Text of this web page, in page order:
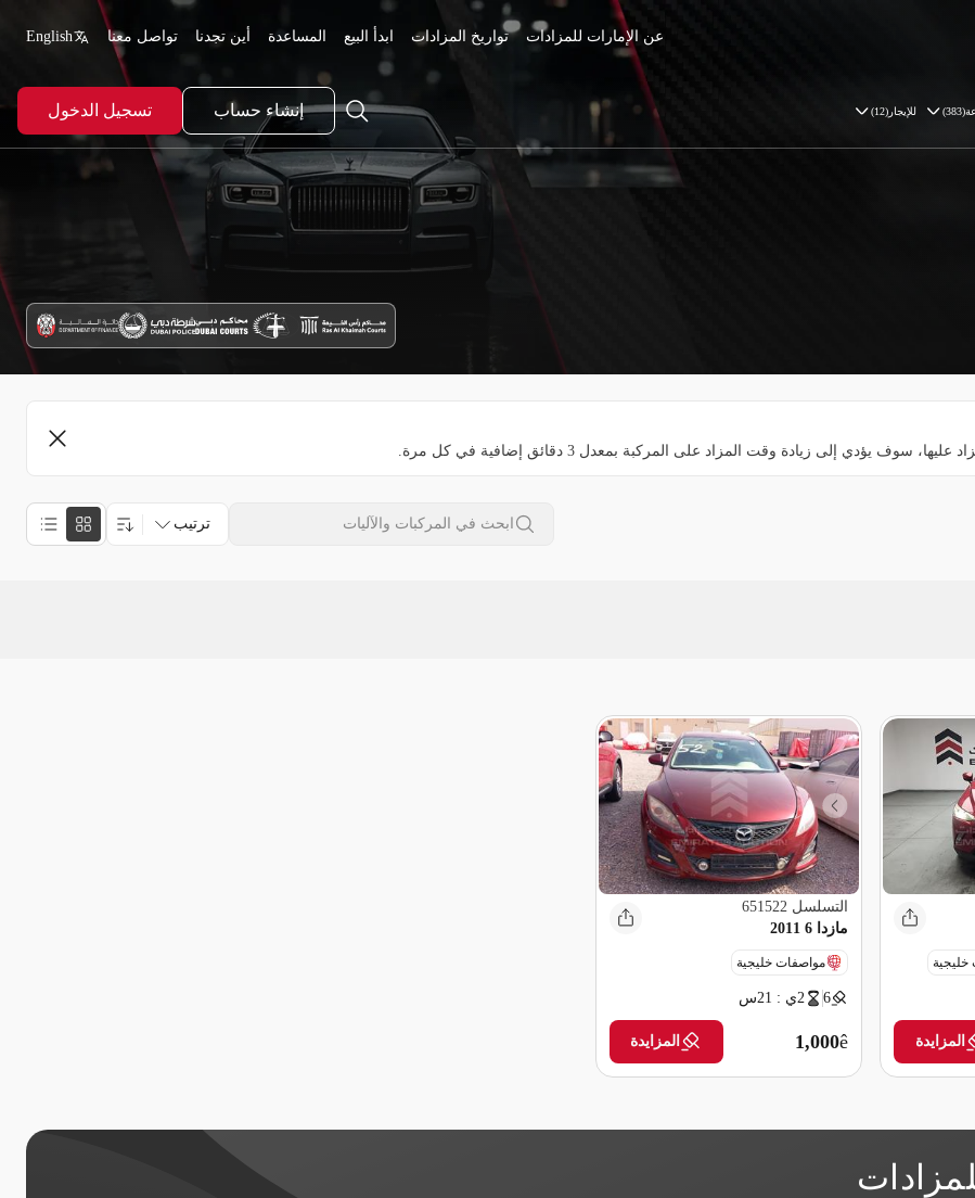
عن الإمارات للمزادات تواريخ المزادات ابدأ البيع المساعدة أين تجدنا تواصل معنا English
(
383
) للإيجار (
12
) إنشاء حساب تسجيل الدخول
ترتيب
المزايدة
التسلسل 651522
مازدا 6 2011
مواصفات خليجية
6 2ي : 21س
ê
1,000 المزايدة